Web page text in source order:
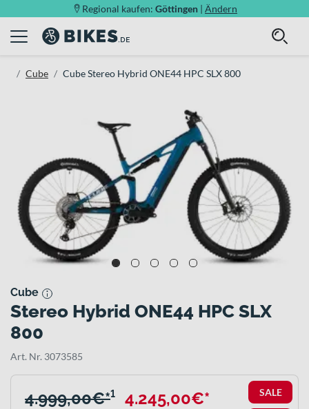
Regional kaufen: Göttingen | Ändern
Cube Cube Stereo Hybrid ONE44 HPC SLX 800
Cube
Stereo Hybrid ONE44 HPC SLX
800
Art. Nr. 3073585
SALE
4.999,00€*¹ 4.245,00€*